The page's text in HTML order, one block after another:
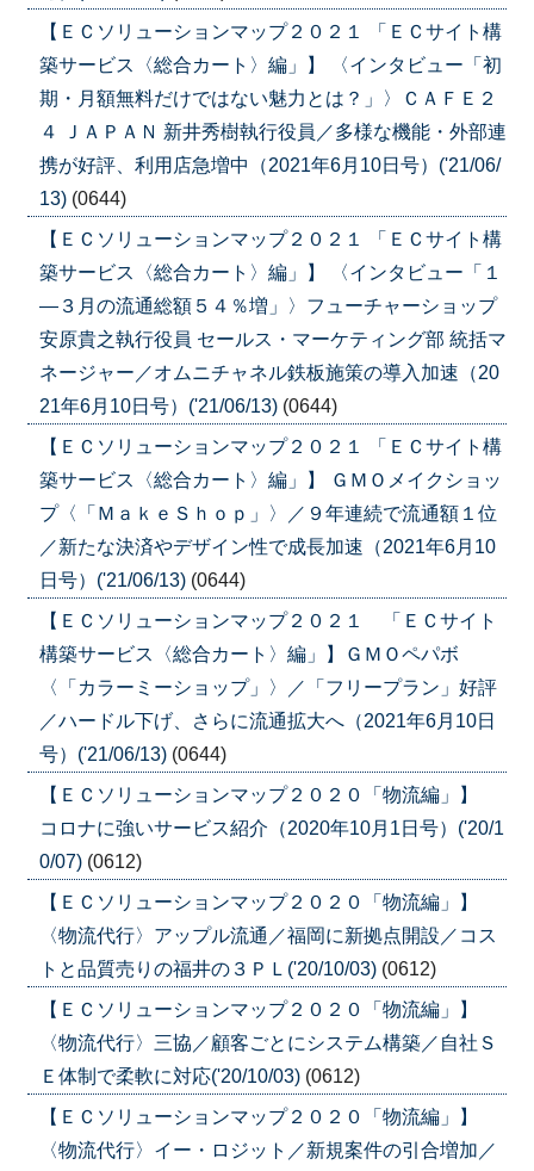
【ＥＣソリューションマップ２０２１ 「ＥＣサイト構
築サービス〈総合カート〉編」】 〈インタビュー「初
期・月額無料だけではない魅力とは？」〉ＣＡＦＥ２
４ ＪＡＰＡＮ 新井秀樹執行役員／多様な機能・外部連
携が好評、利用店急増中（2021年6月10日号）('21/06/
13) (0644)
【ＥＣソリューションマップ２０２１ 「ＥＣサイト構
築サービス〈総合カート〉編」】 〈インタビュー「１
―３月の流通総額５４％増」〉フューチャーショップ
安原貴之執行役員 セールス・マーケティング部 統括マ
ネージャー／オムニチャネル鉄板施策の導入加速（20
21年6月10日号）('21/06/13) (0644)
【ＥＣソリューションマップ２０２１ 「ＥＣサイト構
築サービス〈総合カート〉編」】 ＧＭＯメイクショッ
プ〈「ＭａｋｅＳｈｏｐ」〉／９年連続で流通額１位
／新たな決済やデザイン性で成長加速（2021年6月10
日号）('21/06/13) (0644)
【ＥＣソリューションマップ２０２１ 「ＥＣサイト
構築サービス〈総合カート〉編」】ＧＭＯペパボ
〈「カラーミーショップ」〉／「フリープラン」好評
／ハードル下げ、さらに流通拡大へ（2021年6月10日
号）('21/06/13) (0644)
【ＥＣソリューションマップ２０２０「物流編」】
コロナに強いサービス紹介（2020年10月1日号）('20/1
0/07) (0612)
【ＥＣソリューションマップ２０２０「物流編」】
〈物流代行〉アップル流通／福岡に新拠点開設／コス
トと品質売りの福井の３ＰＬ('20/10/03) (0612)
【ＥＣソリューションマップ２０２０「物流編」】
〈物流代行〉三協／顧客ごとにシステム構築／自社Ｓ
Ｅ体制で柔軟に対応('20/10/03) (0612)
【ＥＣソリューションマップ２０２０「物流編」】
〈物流代行〉イー・ロジット／新規案件の引合増加／